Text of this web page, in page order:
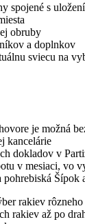
spojené s
obruby
a doplnkov
sviecu na
je možná
kancelárie
dokladov v
v mesiaci, vo
pohrebiská Šípok
rakiev
rakiev až po